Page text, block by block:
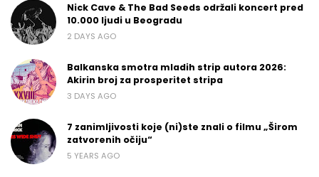
Nick Cave & The Bad Seeds održali koncert pred
10.000 ljudi u Beogradu
2 DAYS AGO
Balkanska smotra mladih strip autora 2026:
Akirin broj za prosperitet stripa
3 DAYS AGO
7 zanimljivosti koje (ni)ste znali o filmu „Širom
zatvorenih očiju“
5 YEARS AGO